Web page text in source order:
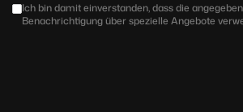
Ich bin damit einverstanden, dass die
Benachrichtigung über spezielle Angebote